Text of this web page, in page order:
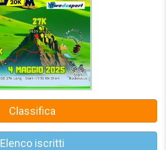
Classifica
Elenco iscritti